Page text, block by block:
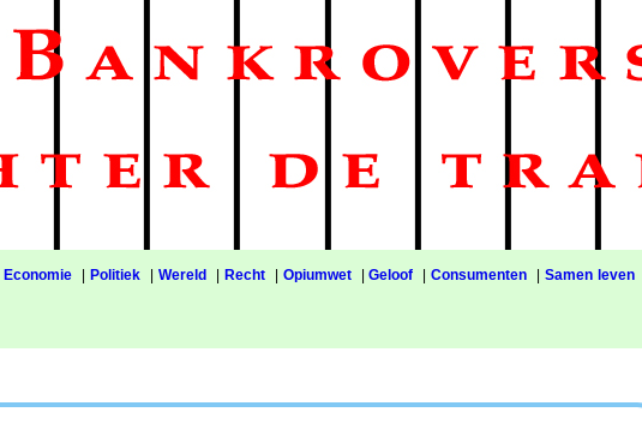
Economie| Politiek| Wereld Recht| Opiumwet|Geloof |Consumenten |Samen leven